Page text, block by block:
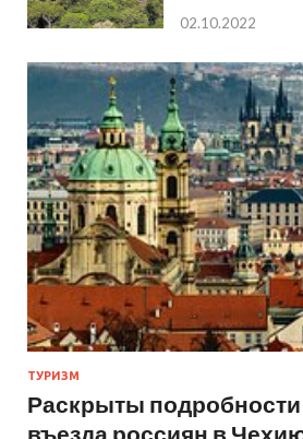
02.10.2022
ТУРИЗМ
Раскрыты подробности
въезда россиян в